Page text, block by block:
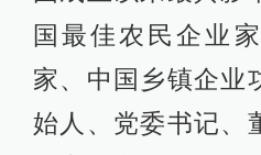
国最佳农民企业
家、中国乡镇企业
始人、党委书记、